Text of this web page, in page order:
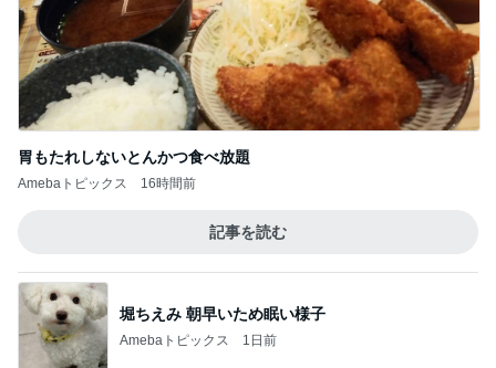
胃もたれしないとんかつ食べ放題
Amebaトピックス 16時間前
記事を読む
堀ちえみ 朝早いため眠い様子
Amebaトピックス 1日前